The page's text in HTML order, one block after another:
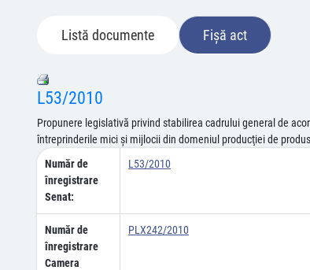
Listă documente Fișă act
L53/2010
Propunere legislativă privind stabilirea cadrului general de
întreprinderile mici şi mijlocii din domeniul producţiei de
Număr de
înregistrare
Senat:
L53/2010
Număr de
înregistrare
Camera
PLX242/2010